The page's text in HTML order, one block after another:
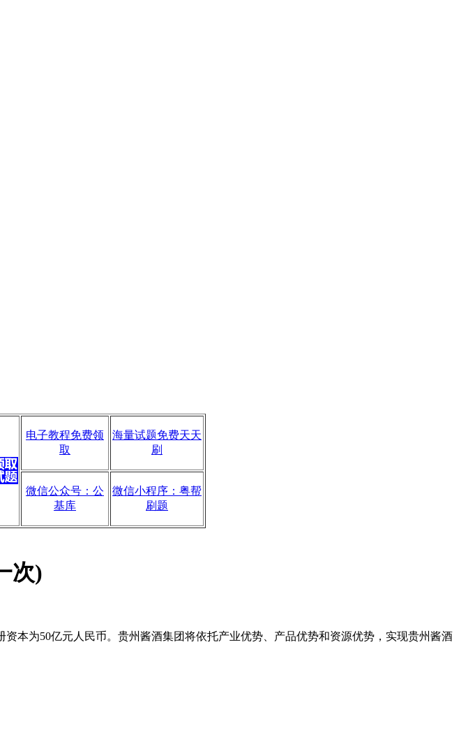
电子教程免费领
取
海量试题免费天天
刷
微信公众号：公
基库
微信小程序：粤帮
刷题
次)
为50亿元人民币。贵州酱酒集团将依托产业优势、产品优势和资源优势，实现贵州酱酒